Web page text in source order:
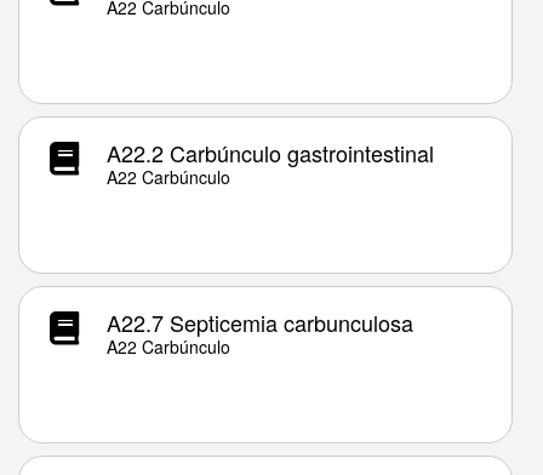
A22 Carbúnculo
A22.2 Carbúnculo gastrointestinal
A22 Carbúnculo
A22.7 Septicemia carbunculosa
A22 Carbúnculo